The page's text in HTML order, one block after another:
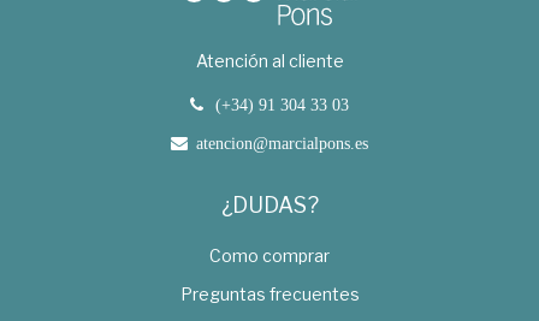
Atención al cliente
(+34) 91 304 33 03
atencion@marcialpons.es
¿DUDAS?
Como comprar
Preguntas frecuentes